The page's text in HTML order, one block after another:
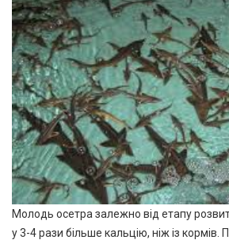
Молодь осетра залежно від етапу
у 3-4 рази більше кальцію, ніж із кормів.